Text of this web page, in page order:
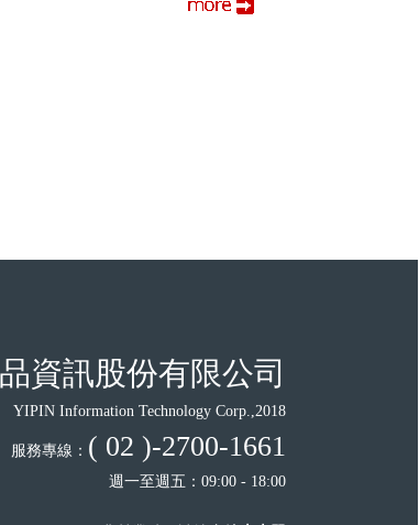
資訊股份有限公司
YIPIN Information Technology Corp.,2018
服務專線： ( 02 )-2700-1661
週一至週五：09:00 - 18:00